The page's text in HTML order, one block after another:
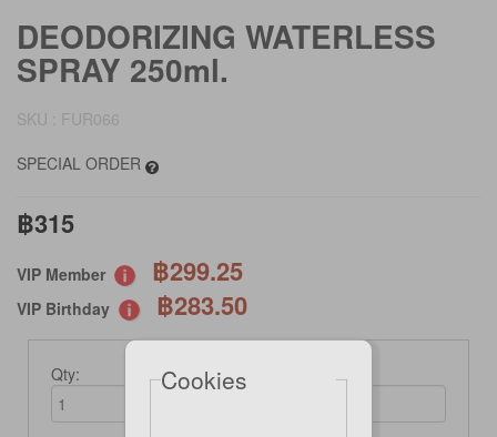
DEODORIZING WATERLESS
SPRAY 250ml.
SKU : FUR066
SPECIAL ORDER
฿315
VIP Member ฿299.25
VIP Birthday ฿283.50
Qty: Cookies